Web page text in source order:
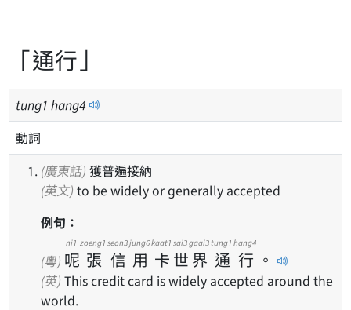
「通行」
tung1 hang4
動詞
(廣東話) 獲普遍接納
(英文) to be widely or generally accepted
例句：
(粵) 呢
ni1
張
zoeng1
信
seon3
用
jung6
卡
kaat1
世
sai3
界
gaai3
通
tung1
行
hang4
。
(英) This credit card is widely accepted around the
world.